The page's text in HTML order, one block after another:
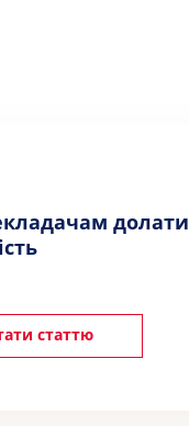
долати
статтю